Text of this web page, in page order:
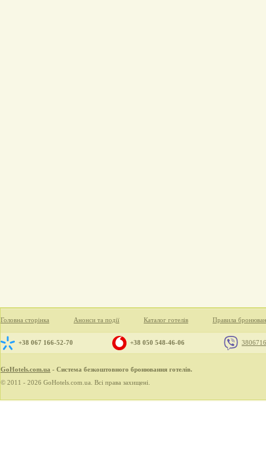
Головна сторінка Анонси та події Каталог готелів Правила
+38 067 166-52-70 +38 050 548-46-06
GoHotels.com.ua - Система безкоштовного бронювання готелів.
© 2011 - 2026 GoHotels.com.ua. Всі права захищені.